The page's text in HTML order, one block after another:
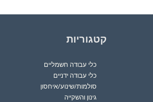
קטגוריות
כלי עבודה חשמליים
כלי עבודה ידניים
סולמות/שינוע/איחסון
גינון והשקייה